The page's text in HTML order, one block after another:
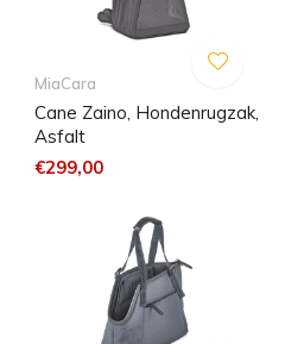
MiaCara
Cane Zaino, Hondenrugzak,
Asfalt
€299,00